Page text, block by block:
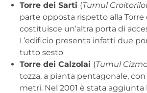
Torre dei Sarti (Turnul
parte opposta rispetto alla Torre
costituisce un’altra porta di
L’edificio presenta infatti due
tutto sesto
Torre dei Calzolai (Turnul
tozza, a pianta pentagonale,
metri. Nel 2001 è stata aggiunta